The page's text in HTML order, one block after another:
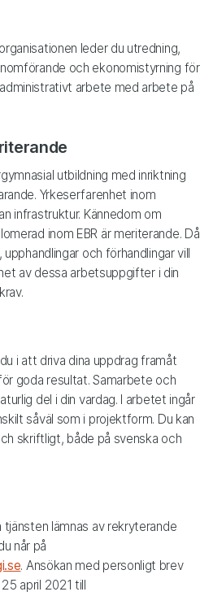
leder du utredning,
och ekonomistyrning för
arbete med arbete på
utbildning med inriktning
Yrkeserfarenhet inom
infrastruktur. Kännedom om
inom EBR är meriterande. Då
och förhandlingar vill
av dessa arbetsuppgifter i din
i att driva dina uppdrag framåt
goda resultat. Samarbete och
del i din vardag. I arbetet ingår
såväl som i projektform. Du kan
skriftligt, både på svenska och
lämnas av rekryterande
når på
. Ansökan med personligt brev
april 2021 till